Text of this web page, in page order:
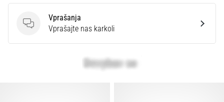
Vprašanja
Vprašanja
Vprašajte nas karkoli